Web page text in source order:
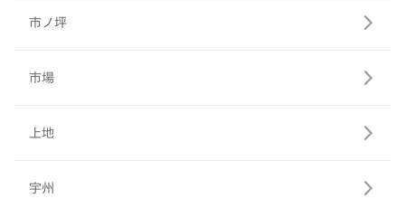
市ノ坪
市場
上地
宇州